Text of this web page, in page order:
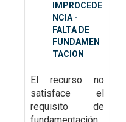
IMPROCEDE
NCIA -
FALTA DE
FUNDAMEN
TACION
El recurso no
satisface el
requisito de